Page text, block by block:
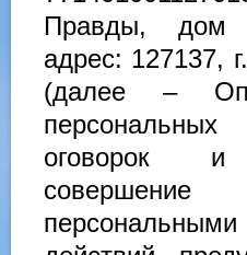
Правды, дом
адрес: 127137,
(далее –
оговорок и